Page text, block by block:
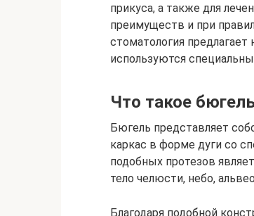
прикуса, а также для
преимуществ и при
стоматология
используются
Что такое
Бюгель представляет
каркас в форме дуги со
подобных протезов
тело челюсти, небо,
Благодаря подобной